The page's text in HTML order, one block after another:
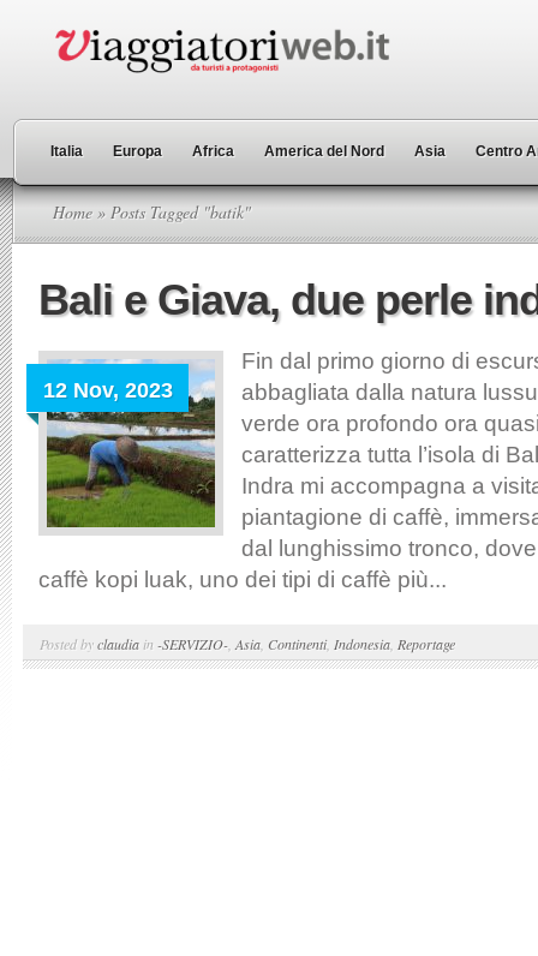
Italia Europa Africa America del Nord Asia Centro
Home » Posts Tagged "batik"
Bali e Giava, due perle
12 Nov, 2023
Fin dal primo giorno di
abbagliata dalla natura
verde ora profondo ora
caratterizza tutta l’isola di
Indra mi accompagna a
piantagione di caffè,
dal lunghissimo tronco,
caffè kopi luak, uno dei tipi di caffè più...
Posted byclaudia in -SERVIZIO- Asia Continenti, Indonesia Reportage